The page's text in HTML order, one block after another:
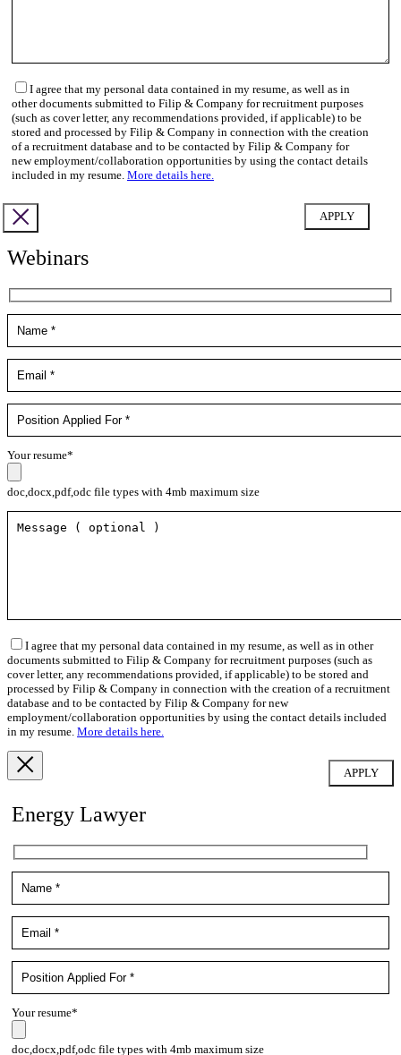
I agree that my personal data contained in my resume, as well as in
other documents submitted to Filip & Company for recruitment purposes
(such as cover letter, any recommendations provided, if applicable) to be
stored and processed by Filip & Company in connection with the creation
of a recruitment database and to be contacted by Filip & Company for
new employment/collaboration opportunities by using the contact details
included in my resume. More details here.
Webinars
Your resume*
doc,docx,pdf,odc file types with 4mb maximum size
I agree that my personal data contained in my resume, as well as in other
documents submitted to Filip & Company for recruitment purposes (such as
cover letter, any recommendations provided, if applicable) to be stored and
processed by Filip & Company in connection with the creation of a recruitment
database and to be contacted by Filip & Company for new
employment/collaboration opportunities by using the contact details included
in my resume. More details here.
Energy Lawyer
Your resume*
doc,docx,pdf,odc file types with 4mb maximum size